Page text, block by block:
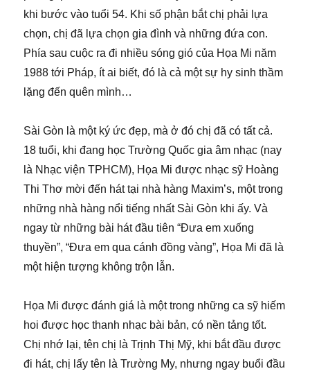
khi bước vào tuổi 54. Khi số phận bắt chị phải lựa
chọn, chị đã lựa chọn gia đình và những đứa con.
Phía sau cuộc ra đi nhiều sóng gió của Họa Mi năm
1988 tới Pháp, ít ai biết, đó là cả một sự hy sinh thầm
lặng đến quên mình…
Sài Gòn là một ký ức đẹp, mà ở đó chị đã có tất cả.
18 tuổi, khi đang học Trường Quốc gia âm nhạc (nay
là Nhạc viện TPHCM), Họa Mi được nhạc sỹ Hoàng
Thi Thơ mời đến hát tại nhà hàng Maxim’s, một trong
những nhà hàng nổi tiếng nhất Sài Gòn khi ấy. Và
ngay từ những bài hát đầu tiên “Đưa em xuống
thuyền”, “Đưa em qua cánh đồng vàng”, Họa Mi đã là
một hiện tượng không trộn lẫn.
Họa Mi được đánh giá là một trong những ca sỹ hiếm
hoi được học thanh nhạc bài bản, có nền tảng tốt.
Chị nhớ lại, tên chị là Trịnh Thị Mỹ, khi bắt đầu được
đi hát, chị lấy tên là Trường My, nhưng ngay buổi đầu